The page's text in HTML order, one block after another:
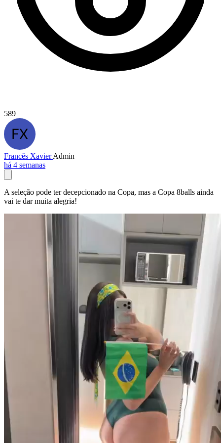
589
Francês XavierAdmin
há 4 semanas
A seleção pode ter decepcionado na Copa, mas a Copa 8balls ainda
vai te dar muita alegria!